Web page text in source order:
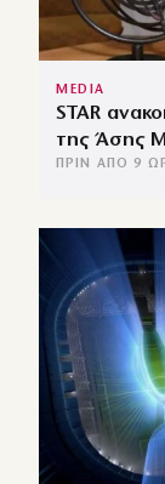
MEDIA
STAR
της Άσης
ΠΡΙΝ ΑΠΌ 9